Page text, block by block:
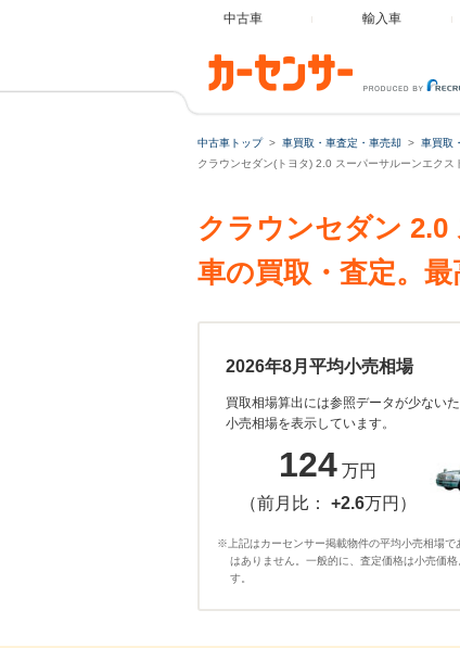
中古車 輸入車
中古車トップ 車買取・車査定・車売却 車買取
クラウンセダン(トヨタ) 2.0 スーパーサルーンエク
クラウンセダン
車の買取・査定。
2026年8月平均小売相場
買取相場算出には参照データが少ない
小売相場を表示しています。
124 万円
（前月比： +2.6万円）
※上記はカーセンサー掲載物件の平均小売相場で
はありません。一般的に、査定価格は小売価格
す。